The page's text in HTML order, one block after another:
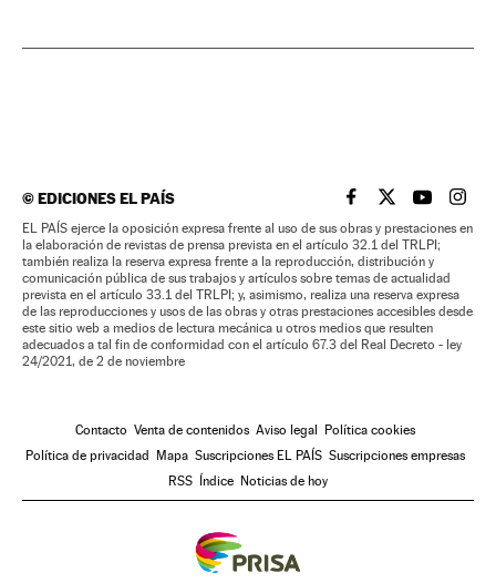
©EDICIONES EL PAÍS EL PAÍS BRASIL EN
EL PAÍSEL PAÍS
EL
EL PAÍS ejerce la oposición expresa frente al uso de sus obras y prestaciones en
la elaboración de revistas de prensa prevista en el artículo 32.1 del TRLPI;
también realiza la reserva expresa frente a la reproducción, distribución y
comunicación pública de sus trabajos y artículos sobre temas de actualidad
prevista en el artículo 33.1 del TRLPI; y, asimismo, realiza una reserva expresa
de las reproducciones y usos de las obras y otras prestaciones accesibles desde
este sitio web a medios de lectura mecánica u otros medios que resulten
adecuados a tal fin de conformidad con el artículo 67.3 del Real Decreto - ley
24/2021, de 2 de noviembre
Contacto Venta de contenidos Aviso legal Política cookies
Política de privacidad Mapa Suscripciones EL PAÍS Suscripciones empresas
RSS Índice Noticias de hoy